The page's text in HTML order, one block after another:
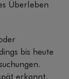
Überleben
bis heute